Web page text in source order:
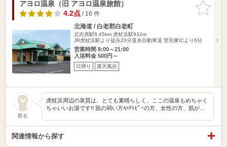
お気に入
りに追加
アヨロ温泉（旧 アヨロ温泉旅館）
4.2点/ 16 件
北海道 / 白老郡白老町
北吉原駅8.45km 虎杖浜駅932m
JR虎杖浜駅より徒歩20分道央自動車道 登別東ICより6分
営業時間 8:00～21:00
入浴料金 500円～
日帰り 露天風呂
匿名
虎杖浜周辺の泉質は、とても素晴らしく、ここの温泉もめちゃく
ちゃいいお湯です!! 肌の弱い方やｱﾄﾋﾟｰの方、女性の方、肌が…
関連情報から探す